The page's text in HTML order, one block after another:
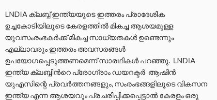
LNDIA ക്ലബ്ബ് ഇന്ത്യയുടെ ഇത്തരം പ്രാദേശിക
ഉച്ചകോടിയിലൂടെ കേരളത്തിൽ മികച്ച ആശയമുള്ള
യുവസംരംഭകർക്ക് മികച്ച സാധ്യതകൾ ഉണ്ടെന്നും
എല്ലാവരും ഇത്തരം അവസരങ്ങൾ
ഉപയോഗപ്പെടുത്തണമെന്ന് സാരഥികൾ പറഞ്ഞു. LNDIA
ഇന്ത്യ ക്ലബ്ബിൻറെ പ്രോഗ്രാം ഡയറക്ടർ ആഷിൻ
യുഎസിന്റെ പ്രവർത്തനങ്ങളും, സംരംഭങ്ങളിലൂടെ വികസന
ഇന്ത്യ എന്ന ആശയവും പ്രചരിപ്പിക്കപ്പെട്ടാൽ കേരളം ഒരു